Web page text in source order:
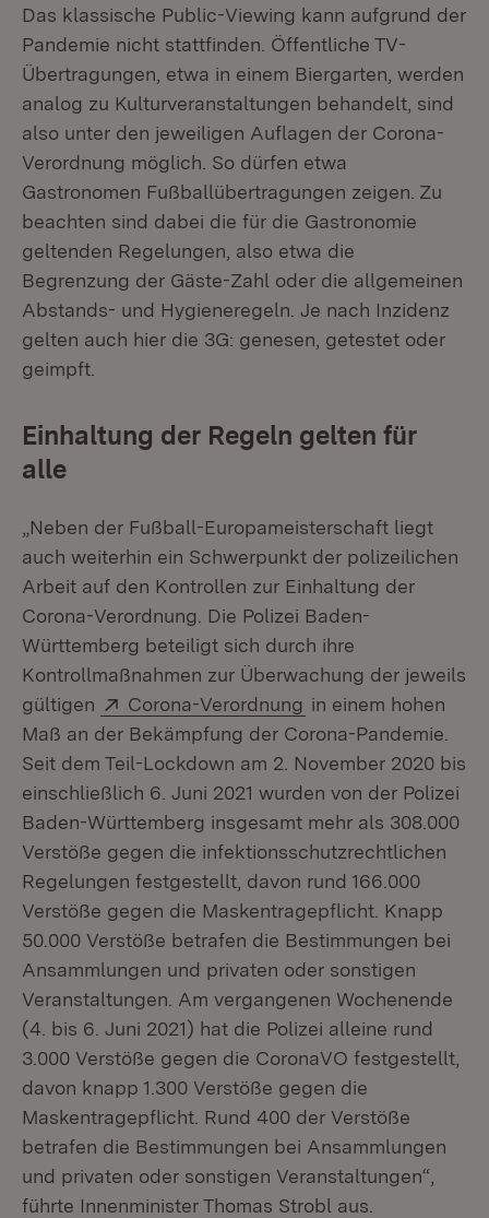
Das klassische Public-Viewing kann aufgrund der
Pandemie nicht stattfinden. Öffentliche TV-
Übertragungen, etwa in einem Biergarten, werden
analog zu Kulturveranstaltungen behandelt, sind
also unter den jeweiligen Auflagen der Corona-
Verordnung möglich. So dürfen etwa
Gastronomen Fußballübertragungen zeigen. Zu
beachten sind dabei die für die Gastronomie
geltenden Regelungen, also etwa die
Begrenzung der Gäste-Zahl oder die allgemeinen
Abstands- und Hygieneregeln. Je nach Inzidenz
gelten auch hier die 3G: genesen, getestet oder
geimpft.
Einhaltung der Regeln gelten für
alle
„Neben der Fußball-Europameisterschaft liegt
auch weiterhin ein Schwerpunkt der polizeilichen
Arbeit auf den Kontrollen zur Einhaltung der
Corona-Verordnung. Die Polizei Baden-
Württemberg beteiligt sich durch ihre
Kontrollmaßnahmen zur Überwachung der jeweils
gültigen
Extern:
Corona-Verordnung (Öffnet in neuem
in einem hohen
Maß an der Bekämpfung der Corona-Pandemie.
Seit dem Teil-Lockdown am 2. November 2020 bis
einschließlich 6. Juni 2021 wurden von der Polizei
Baden-Württemberg insgesamt mehr als 308.000
Verstöße gegen die infektionsschutzrechtlichen
Regelungen festgestellt, davon rund 166.000
Verstöße gegen die Maskentragepflicht. Knapp
50.000 Verstöße betrafen die Bestimmungen bei
Ansammlungen und privaten oder sonstigen
Veranstaltungen. Am vergangenen Wochenende
(4. bis 6. Juni 2021) hat die Polizei alleine rund
3.000 Verstöße gegen die CoronaVO festgestellt,
davon knapp 1.300 Verstöße gegen die
Maskentragepflicht. Rund 400 der Verstöße
betrafen die Bestimmungen bei Ansammlungen
und privaten oder sonstigen Veranstaltungen“,
führte Innenminister Thomas Strobl aus.